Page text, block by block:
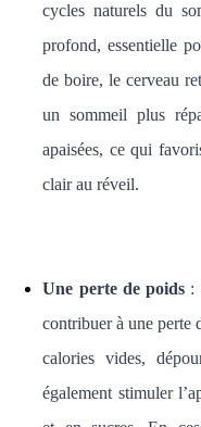
cycles naturels du
profond, essentielle
de boire, le cerveau
un sommeil plus
apaisées, ce qui
clair au réveil.
Une perte de poids :
contribuer à une perte
calories vides,
également stimuler